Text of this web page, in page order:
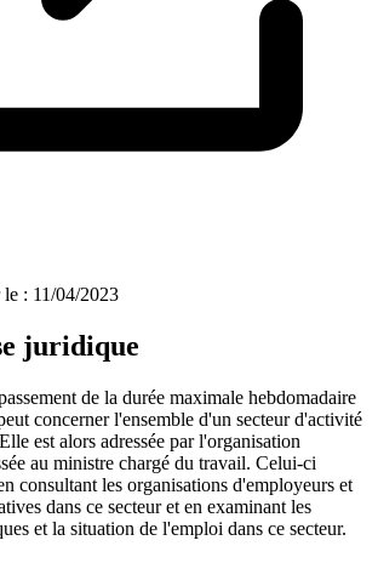
le : 11/04/2023
juridique
de la durée maximale hebdomadaire
concerner l'ensemble d'un secteur d'activité
est alors adressée par l'organisation
au ministre chargé du travail. Celui-ci
consultant les organisations d'employeurs et
dans ce secteur et en examinant les
et la situation de l'emploi dans ce secteur.